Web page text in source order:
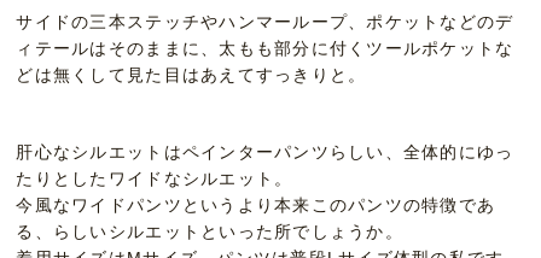
サイドの三本ステッチやハンマーループ、ポケットなどのデ
ィテールはそのままに、太もも部分に付くツールポケットな
どは無くして見た目はあえてすっきりと。
肝心なシルエットはペインターパンツらしい、全体的にゆっ
たりとしたワイドなシルエット。
今風なワイドパンツというより本来このパンツの特徴であ
る、らしいシルエットといった所でしょうか。